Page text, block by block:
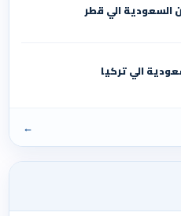
الي قطر
الي تركيا
←